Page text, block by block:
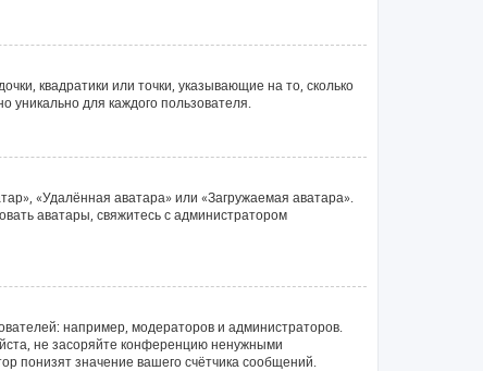
квадратики или точки, указывающие на то, сколько
уникально для каждого пользователя.
«Удалённая аватара» или «Загружаемая аватара».
аватары, свяжитесь с администратором
например, модераторов и администраторов.
не засоряйте конференцию ненужными
понизят значение вашего счётчика сообщений.